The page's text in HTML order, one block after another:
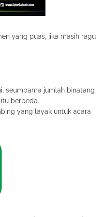
yang puas, jika masih ragu
seumpama jumlah binatang
berbeda.
yang layak untuk acara